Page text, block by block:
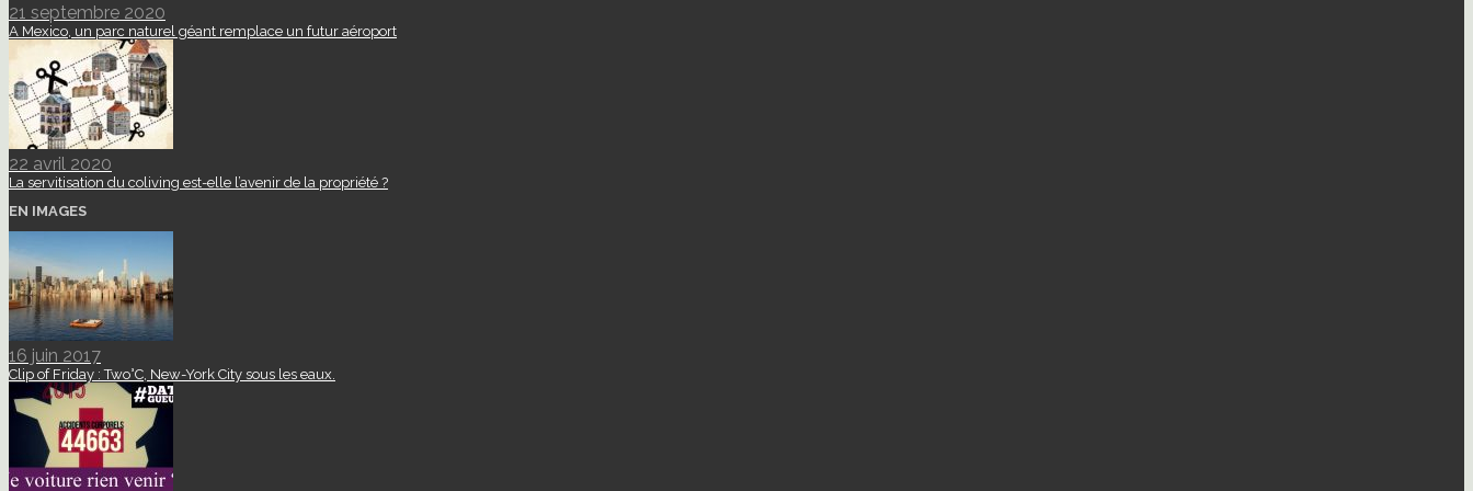
21 septembre 2020
A Mexico, un parc naturel géant remplace un futur aéroport
22 avril 2020
La servitisation du coliving est-elle l’avenir de la propriété ?
EN IMAGES
16 juin 2017
Clip of Friday : Two°C, New-York City sous les eaux.